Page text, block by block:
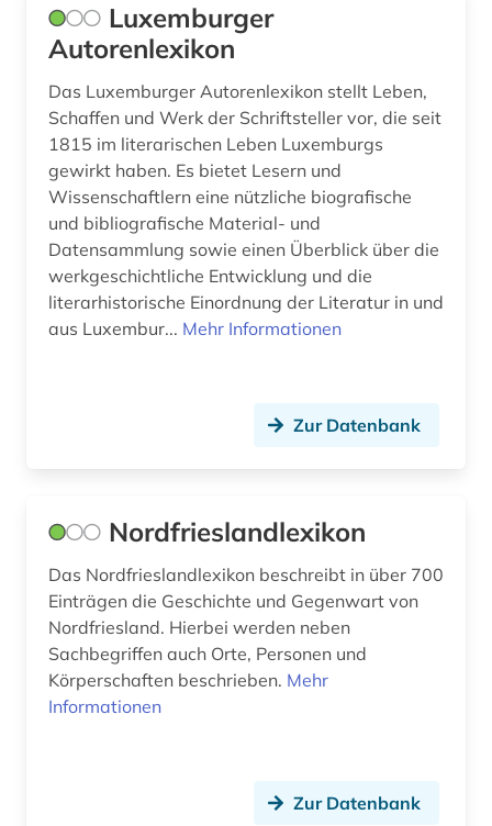
künstlerin (1)
landeskunde (1)
lexikon (100)
liechtenstein (1)
limnologie (1)
literatur (3)
literaturwissenschaft (2)
luxemburg (1)
marxismus (1)
medizin (2)
mensch (1)
menschheit (2)
Luxemburger
Autorenlexikon
Das Luxemburger Autorenlexikon stellt Leben,
Schaffen und Werk der Schriftsteller vor, die seit
1815 im literarischen Leben Luxemburgs
gewirkt haben. Es bietet Lesern und
Wissenschaftlern eine nützliche biografische
und bibliografische Material- und
Datensammlung sowie einen Überblick über die
werkgeschichtliche Entwicklung und die
literarhistorische Einordnung der Literatur in und
aus Luxembur... Mehr Informationen
Zur Datenbank
Nordfrieslandlexikon
Das Nordfrieslandlexikon beschreibt in über 700
Einträgen die Geschichte und Gegenwart von
Nordfriesland. Hierbei werden neben
Sachbegriffen auch Orte, Personen und
Körperschaften beschrieben. Mehr
Informationen
Zur Datenbank